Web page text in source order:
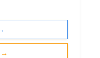
→